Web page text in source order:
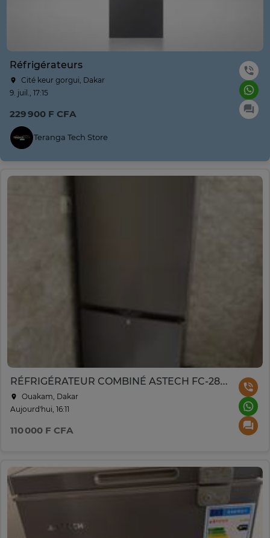
Réfrigérateurs
Cité keur gorgui, Dakar
9. juil., 17:15
229 900 F CFA
Teranga Tech Store
RÉFRIGÉRATEUR COMBINÉ ASTECH FC-280PS - 260L
Ouakam, Dakar
Aujourd'hui, 16:11
110 000 F CFA